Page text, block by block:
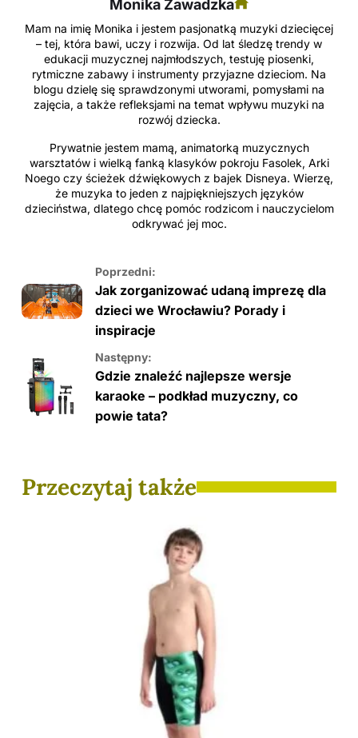
Monika Zawadzka
Mam na imię Monika i jestem pasjonatką muzyki dziecięcej
– tej, która bawi, uczy i rozwija. Od lat śledzę trendy w
edukacji muzycznej najmłodszych, testuję piosenki,
rytmiczne zabawy i instrumenty przyjazne dzieciom. Na
blogu dzielę się sprawdzonymi utworami, pomysłami na
zajęcia, a także refleksjami na temat wpływu muzyki na
rozwój dziecka.
Prywatnie jestem mamą, animatorką muzycznych
warsztatów i wielką fanką klasyków pokroju Fasolek, Arki
Noego czy ścieżek dźwiękowych z bajek Disneya. Wierzę,
że muzyka to jeden z najpiękniejszych języków
dzieciństwa, dlatego chcę pomóc rodzicom i nauczycielom
odkrywać jej moc.
Poprzedni:
Jak zorganizować udaną imprezę dla
dzieci we Wrocławiu? Porady i
inspiracje
Następny:
Gdzie znaleźć najlepsze wersje
karaoke – podkład muzyczny, co
powie tata?
Przeczytaj także